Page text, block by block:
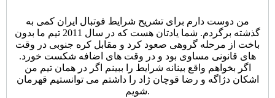
من دوست دارم برای تشریح شرایط فوتبال ایران کمی به
گذشته برگردم. شما یادتان هست که در سال 2011 تیم ما بدون
باخت از مرحله گروهی صعود کرد و مقابل کره جنوبی در وقت
های قانونی مساوی بود و در وقت های اضافه شکست خورد.
اگر بخواهم واقع بینانه شرایط را ببینم اگر در همان تیم من
اشکان دژاگه و رضا قوچان ژاد را داشتم می توانستیم قهرمان
شویم.